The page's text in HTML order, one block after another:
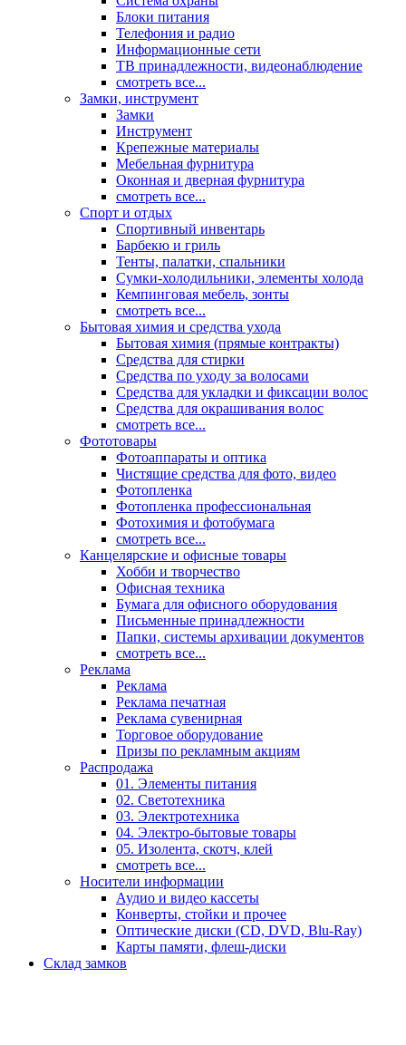
Блоки питания
Телефония и радио
Информационные сети
ТВ принадлежности, видеонаблюдение
смотреть все...
Замки, инструмент
Замки
Инструмент
Крепежные материалы
Мебельная фурнитура
Оконная и дверная фурнитура
смотреть все...
Спорт и отдых
Спортивный инвентарь
Барбекю и гриль
Тенты, палатки, спальники
Сумки-холодильники, элементы холода
Кемпинговая мебель, зонты
смотреть все...
Бытовая химия и средства ухода
Бытовая химия (прямые контракты)
Средства для стирки
Средства по уходу за волосами
Средства для укладки и фиксации волос
Средства для окрашивания волос
смотреть все...
Фототовары
Фотоаппараты и оптика
Чистящие средства для фото, видео
Фотопленка
Фотопленка профессиональная
Фотохимия и фотобумага
смотреть все...
Канцелярские и офисные товары
Хобби и творчество
Офисная техника
Бумага для офисного оборудования
Письменные принадлежности
Папки, системы архивации документов
смотреть все...
Реклама
Реклама
Реклама печатная
Реклама сувенирная
Торговое оборудование
Призы по рекламным акциям
Распродажа
01. Элементы питания
02. Светотехника
03. Электротехника
04. Электро-бытовые товары
05. Изолента, скотч, клей
смотреть все...
Носители информации
Аудио и видео кассеты
Конверты, стойки и прочее
Оптические диски (CD, DVD, Blu-Ray)
Карты памяти, флеш-диски
Склад замков